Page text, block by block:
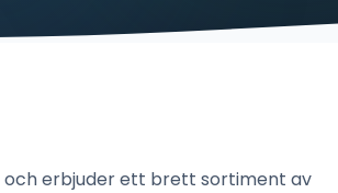
och erbjuder ett brett sortiment av